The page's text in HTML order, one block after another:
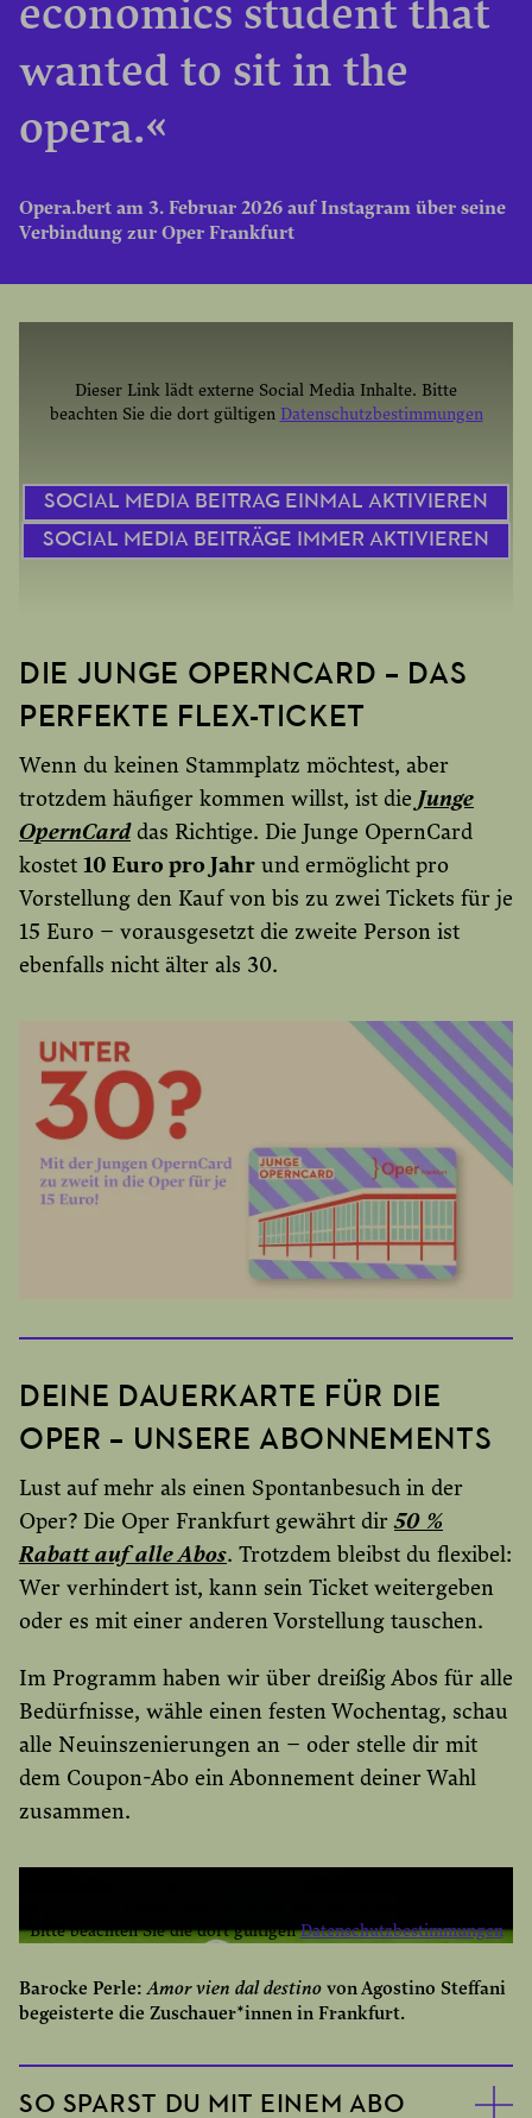
economics student that
wanted to sit in the
opera.«
Opera.bert am 3. Februar 2026 auf Instagram über seine
Verbindung zur Oper Frankfurt
Dieser Link lädt externe Social Media Inhalte. Bitte
beachten Sie die dort gültigen Datenschutzbestimmungen
SOCIAL MEDIA BEITRAG EINMAL AKTIVIEREN
SOCIAL MEDIA BEITRÄGE IMMER AKTIVIEREN
DIE JUNGE OPERNCARD – DAS
PERFEKTE FLEX-TICKET
Wenn du keinen Stammplatz möchtest, aber
trotzdem häufiger kommen willst, ist die Junge
OpernCarddas Richtige. Die Junge OpernCard
kostet 10 Euro pro Jahr und ermöglicht pro
Vorstellung den Kauf von bis zu zwei Tickets für je
15 Euro – vorausgesetzt die zweite Person ist
ebenfalls nicht älter als 30.
DEINE DAUERKARTE FÜR DIE
OPER – UNSERE ABONNEMENTS
Lust auf mehr als einen Spontanbesuch in der
Oper? Die Oper Frankfurt gewährt dir50 %
Rabatt auf alle Abos. Trotzdem bleibst du flexibel:
Wer verhindert ist, kann sein Ticket weitergeben
oder es mit einer anderen Vorstellung tauschen.
Im Programm haben wir über dreißig Abos für alle
Bedürfnisse, wähle einen festen Wochentag, schau
alle Neuinszenierungen an – oder stelle dir mit
dem Coupon-Abo ein Abonnement deiner Wahl
zusammen.
Bitte beachten Sie die dort gültigenDatenschutzbestimmungen
YOUTUBE EINMAL AKTIVIEREN
YOUTUBE IMMER AKTIVIEREN
Barocke Perle:Amor vien dal destino von Agostino Steffani
begeisterte die Zuschauer*innen in Frankfurt.
SO SPARST DU MIT EINEM ABO